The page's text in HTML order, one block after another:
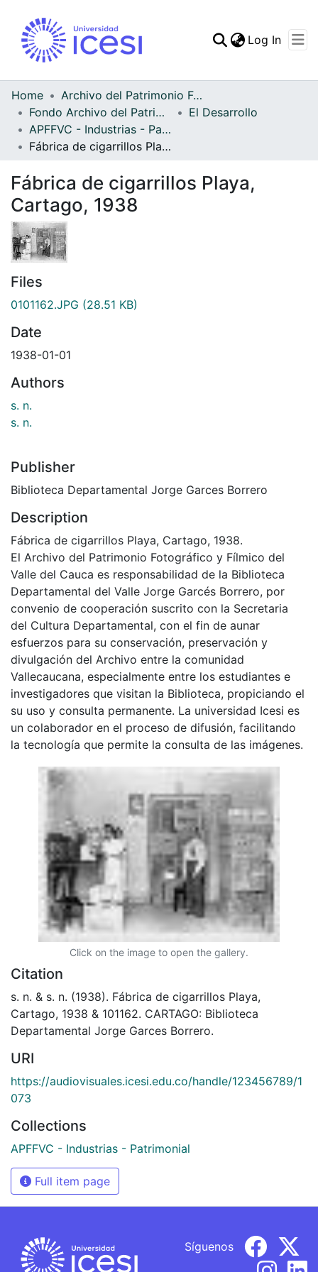
Statistics
Log In
Home
Archivo del Patrimonio Fotográfico y Fílmico del Valle del Cauca
Fondo Archivo del Patrimonio Fotográfico y Fílmico del Valle del Cauca
El Desarrollo
APFFVC - Industrias - Patrimonial
Fábrica de cigarrillos Playa, Cartago, 1938
Fábrica de cigarrillos Playa,
Cartago, 1938
Files
0101162.JPG (28.51 KB)
Date
1938-01-01
Authors
s. n.
s. n.
Publisher
Biblioteca Departamental Jorge Garces Borrero
Description
Fábrica de cigarrillos Playa, Cartago, 1938.
El Archivo del Patrimonio Fotográfico y Fílmico del
Valle del Cauca es responsabilidad de la Biblioteca
Departamental del Valle Jorge Garcés Borrero, por
convenio de cooperación suscrito con la Secretaria
del Cultura Departamental, con el fin de aunar
esfuerzos para su conservación, preservación y
divulgación del Archivo entre la comunidad
Vallecaucana, especialmente entre los estudiantes e
investigadores que visitan la Biblioteca, propiciando el
su uso y consulta permanente. La universidad Icesi es
un colaborador en el proceso de difusión, facilitando
la tecnología que permite la consulta de las imágenes.
Click on the image to open the gallery.
Citation
s. n. & s. n. (1938). Fábrica de cigarrillos Playa,
Cartago, 1938 & 101162. CARTAGO: Biblioteca
Departamental Jorge Garces Borrero.
URI
https://audiovisuales.icesi.edu.co/handle/123456789/1
073
Collections
APFFVC - Industrias - Patrimonial
Full item page
Síguenos